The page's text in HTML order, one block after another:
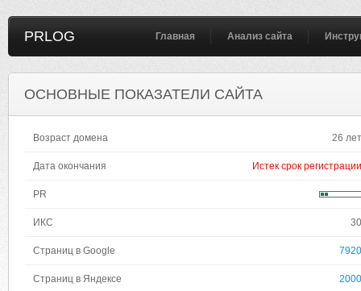
PRLOG Главная Анализ сайта
ОСНОВНЫЕ ПОКАЗАТЕЛИ САЙТА
Возраст домена 26 лет
Дата окончания Истек срок регистрации
PR
ИКС 30
Страниц в Google 7920
Страниц в Яндексе 2000